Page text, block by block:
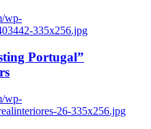
wp-
335x256.jpg
Portugal”
wp-
26-335x256.jpg